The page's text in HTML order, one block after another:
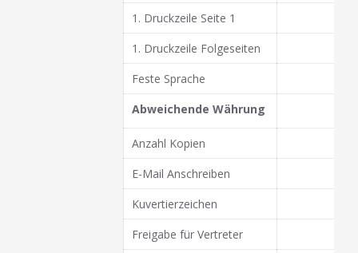
1. Druckzeile Seite 1
1. Druckzeile Folgeseiten
Feste Sprache
Abweichende Währung
Anzahl Kopien
E-Mail Anschreiben
Kuvertierzeichen
Freigabe für Vertreter